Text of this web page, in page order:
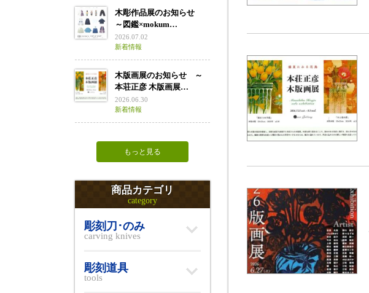
木彫作品展のお知らせ
～図鑑×mokum…
2026.07.02
新着情報
木版画展のお知らせ ～
本荘正彦 木版画展…
2026.06.30
新着情報
もっと見る
商品カテゴリ
category
彫刻刀･のみ
carving knives
彫刻道具
tools